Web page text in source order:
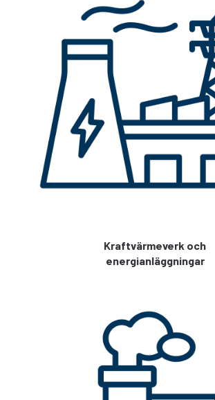
Kraftvärmeverk och
energianläggningar